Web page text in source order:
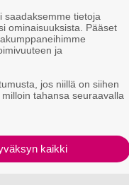
Uusi
ryhmä
Miten
Vartiaisen
metal?
Blind
näyttävän
saadaksemme tietoja
ominaisuuksista. Pääset
ja
jos niillä on siihen
tahansa seuraavalla
kaikki